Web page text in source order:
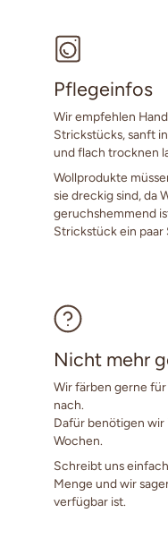
Pflegeinfos
Wir empfehlen
Strickstücks, sanft
und flach trocknen
Wollprodukte
sie dreckig sind, da
geruchshemmend
Strickstück ein
Nicht mehr
Wir färben gerne
nach.
Dafür benötigen wir
Wochen.
Schreibt uns einfach
Menge und wir
verfügbar ist.